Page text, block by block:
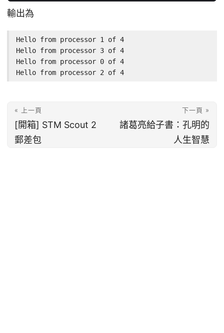
輸出為
Hello from processor 1 of 4
Hello from processor 3 of 4
Hello from processor 0 of 4
Hello from processor 2 of 4
« 上一頁
[開箱] STM Scout 2
郵差包
下一頁 »
諸葛亮給子書：孔明的
人生智慧